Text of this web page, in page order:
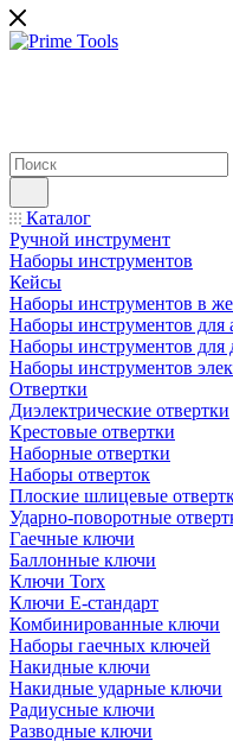
Каталог
Ручной инструмент
Наборы инструментов
Кейсы
Наборы инструментов в
Наборы инструментов для
Наборы инструментов для
Наборы инструментов
Отвертки
Диэлектрические отвертки
Крестовые отвертки
Наборные отвертки
Наборы отверток
Плоские шлицевые
Ударно-поворотные
Гаечные ключи
Баллонные ключи
Ключи Torx
Ключи Е-стандарт
Комбинированные ключи
Наборы гаечных ключей
Накидные ключи
Накидные ударные ключи
Радиусные ключи
Разводные ключи